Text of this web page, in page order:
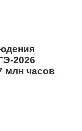
2026
млн часов